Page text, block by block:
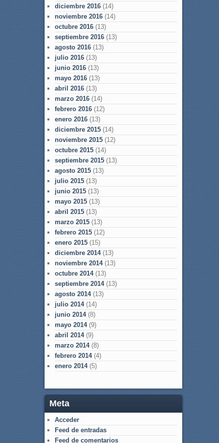
diciembre 2016(14)
noviembre 2016(14)
octubre 2016(13)
septiembre 2016(13)
agosto 2016(13)
julio 2016(13)
junio 2016(13)
mayo 2016(13)
abril 2016(13)
marzo 2016(14)
febrero 2016(12)
enero 2016(13)
diciembre 2015(14)
noviembre 2015(12)
octubre 2015(14)
septiembre 2015(13)
agosto 2015(13)
julio 2015(13)
junio 2015(13)
mayo 2015(13)
abril 2015(13)
marzo 2015(13)
febrero 2015(12)
enero 2015(15)
diciembre 2014(13)
noviembre 2014(13)
octubre 2014(13)
septiembre 2014(13)
agosto 2014(13)
julio 2014(14)
junio 2014(8)
mayo 2014(9)
abril 2014(9)
marzo 2014(8)
febrero 2014(4)
enero 2014(5)
Meta
Acceder
Feed de entradas
Feed de comentarios